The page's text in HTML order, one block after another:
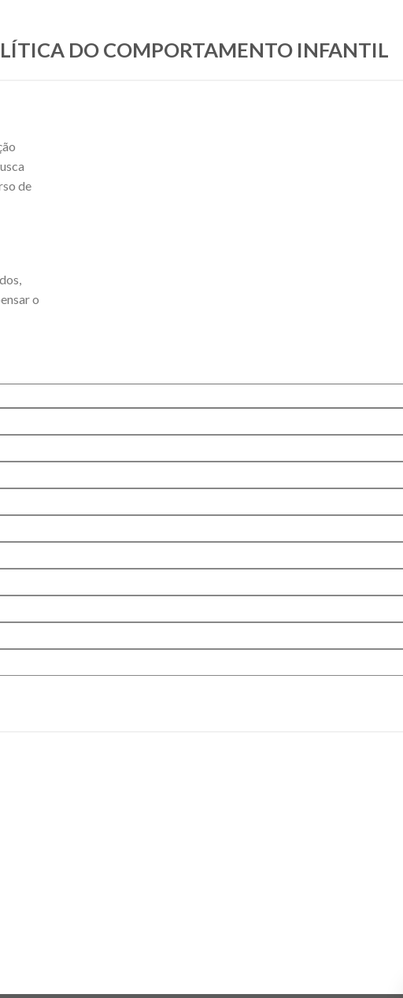
DO COMPORTAMENTO INFANTIL
de
o